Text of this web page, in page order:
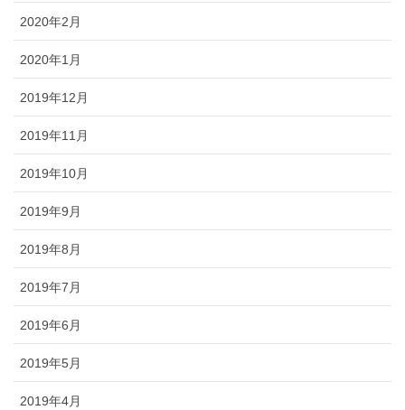
2020年2月
2020年1月
2019年12月
2019年11月
2019年10月
2019年9月
2019年8月
2019年7月
2019年6月
2019年5月
2019年4月